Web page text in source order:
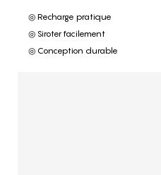
◎ Recharge pratique
◎ Siroter facilement
◎ Conception durable